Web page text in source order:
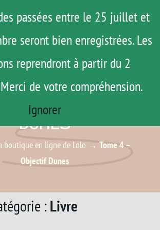
passées entre le 25 juillet et
seront bien enregistrées. Les
reprendront à partir du 2
de votre compréhension.
Ignorer
Menu
4 – OBJECTIF
DUNES
boutique en ligne de Lolo → Tome 4 –
Objectif Dunes
:Livre